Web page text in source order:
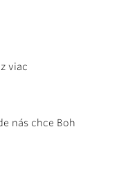
viac
nás chce Boh